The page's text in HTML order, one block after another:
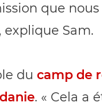
que nous
explique Sam.
du camp de
. « Cela a